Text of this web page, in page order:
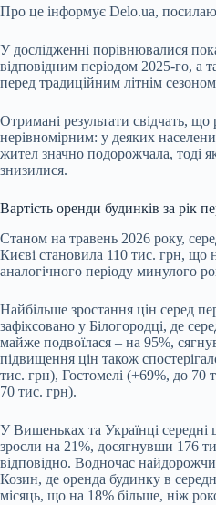
Про це інформує Delo.ua,
У дослідженні порівнювалися
відповідним періодом 2025-го, а
перед традиційним літнім
Отримані результати свідчать,
нерівномірним: у деяких
жител значно подорожчала, тоді
знизилися.
Вартість оренди будинків за рік
Станом на травень 2026 року,
Києві становила 110 тис. грн, що
аналогічного періоду минулого
Найбільше зростання цін серед
зафіксовано у Білогородці, де
майже подвоїлася – на 95%,
підвищення цін також
тис. грн), Гостомелі (+69%, до 70
70 тис. грн).
У Вишеньках та Українці середні
зросли на 21%, досягнувши 176
відповідно. Водночас
Козин, де оренда будинку в
місяць, що на 18% більше, ніж